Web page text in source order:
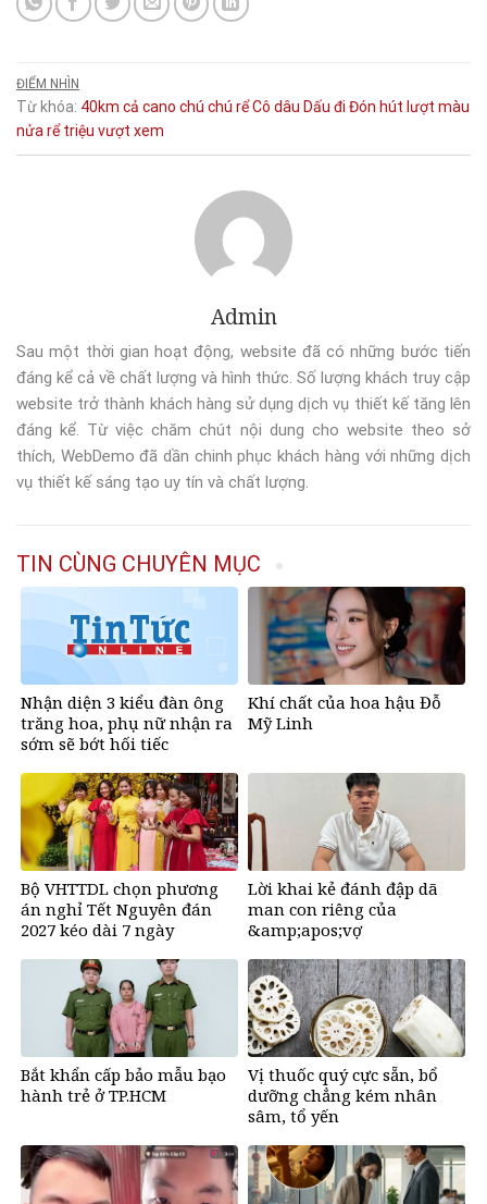
ĐIỂM NHÌN
Từ khóa: 40km cả cano chú chú rểCô dâu Dấu đi Đón hút lượt màu
nửa rể triệu vượt xem
Admin
Sau một thời gian hoạt động, website đã có những bước tiến
đáng kể cả về chất lượng và hình thức. Số lượng khách truy cập
website trở thành khách hàng sử dụng dịch vụ thiết kế tăng lên
đáng kể. Từ việc chăm chút nội dung cho website theo sở
thích, WebDemo đã dần chinh phục khách hàng với những dịch
vụ thiết kế sáng tạo uy tín và chất lượng.
TIN CÙNG CHUYÊN MỤC
Nhận diện 3 kiểu đàn ông
trăng hoa, phụ nữ nhận ra
sớm sẽ bớt hối tiếc
Khí chất của hoa hậu Đỗ
Mỹ Linh
Bộ VHTTDL chọn phương
án nghỉ Tết Nguyên đán
2027 kéo dài 7 ngày
Lời khai kẻ đánh đập dã
man con riêng của
&amp;apos;vợ
1 giờ sáng
Bắt khẩn cấp bảo mẫu bạo
hành trẻ ở TP.HCM
Vị thuốc quý cực sẵn, bổ
dưỡng chẳng kém nhân
sâm, tổ yến